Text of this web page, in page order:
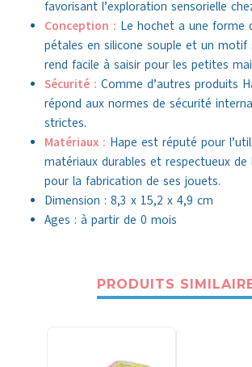
favorisant l’exploration sensorielle
Conception : Le hochet a une forme
pétales en silicone souple et un motif
rend facile à saisir pour les petites
Sécurité : Comme d’autres produits
répond aux normes de sécurité
strictes.
Matériaux : Hape est réputé pour
matériaux durables et respectueux de
pour la fabrication de ses jouets.
Dimension : 8,3 x 15,2 x 4,9 cm
Ages : à partir de 0 mois
PRODUITS